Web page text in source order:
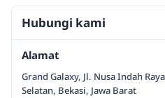
Hubungi kami
Alamat
Grand Galaxy, Jl. Nusa Indah
Selatan, Bekasi, Jawa Barat